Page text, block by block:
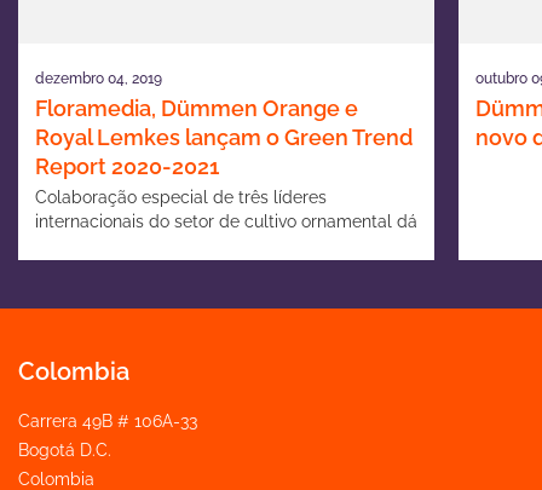
dezembro 04, 2019
Floramedia, Dümmen Orange e
Royal Lemkes lançam o Green Trend
Report 2020-2021
Colaboração especial de três líderes
internacionais do setor de cultivo ornamental dá
outubro
novo
Colombia
Carrera 49B # 106A-33
Bogotá D.C.
Colombia